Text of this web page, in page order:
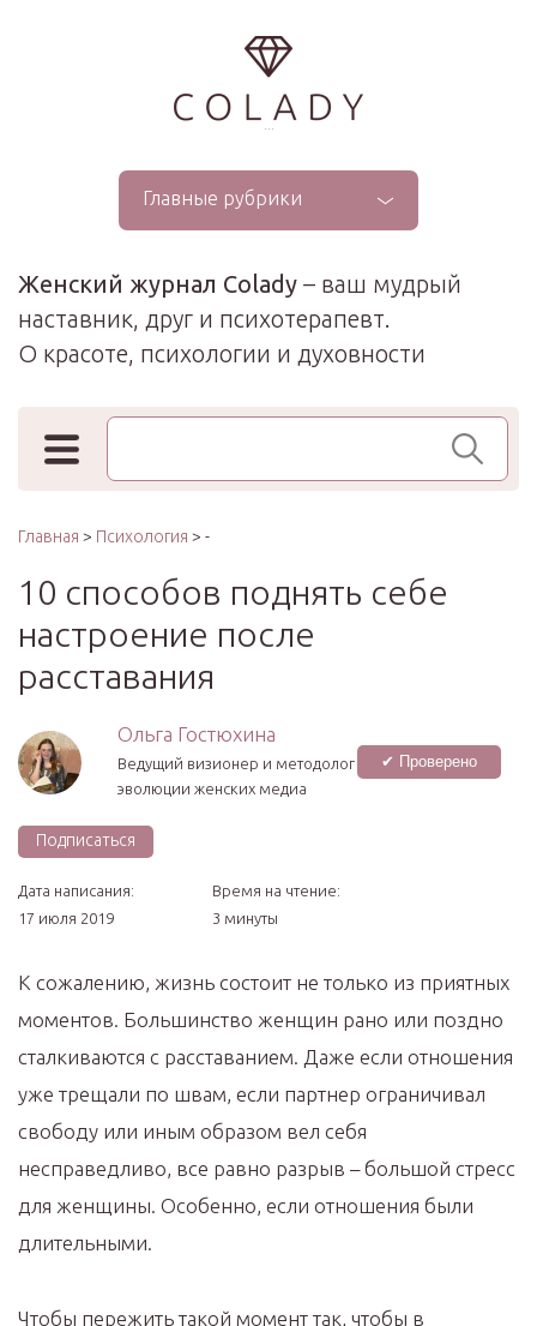
...
Главные рубрики
Женский журнал Colady – ваш мудрый
наставник, друг и психотерапевт.
О красоте, психологии и духовности
Поиск по сайту
Главная > Психология > -
10 способов поднять себе
настроение после
расставания
Ольга Гостюхина
Ведущий визионер и методолог
эволюции женских медиа
✔ Проверено
Подписаться
Дата написания:
17 июля 2019
Время на чтение:
3 минуты
К сожалению, жизнь состоит не только из приятных
моментов. Большинство женщин рано или поздно
сталкиваются с расставанием. Даже если отношения
уже трещали по швам, если партнер ограничивал
свободу или иным образом вел себя
несправедливо, все равно разрыв – большой стресс
для женщины. Особенно, если отношения были
длительными.
Чтобы пережить такой момент так, чтобы в